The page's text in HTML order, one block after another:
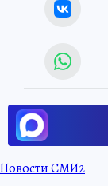
Новости СМИ2